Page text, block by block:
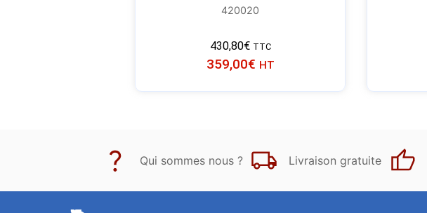
420020
430,80€ TTC
359,00€ HT
Qui sommes nous ? Livraison gratuite